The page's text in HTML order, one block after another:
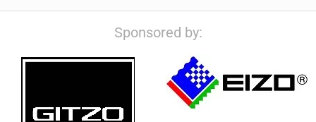
Sponsored by: